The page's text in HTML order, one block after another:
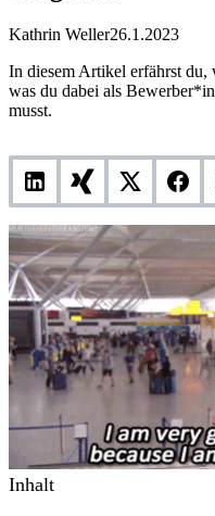
Kathrin Weller26.1.2023
In diesem Artikel erfährst du,
was du dabei als
musst.
Inhalt